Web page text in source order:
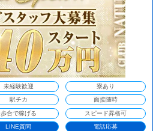
未経験歓迎 寮あり
駅チカ 面接随時
歩合で稼げる スピード昇格可
LINE質問 電話応募